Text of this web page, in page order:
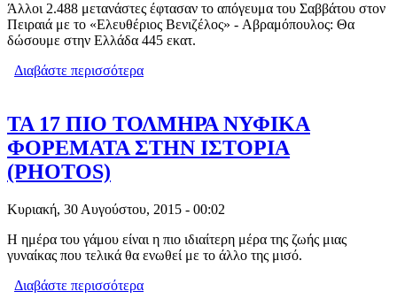
Άλλοι 2.488 μετανάστες έφτασαν το απόγευμα του Σαββάτου στον
Πειραιά με το «Ελευθέριος Βενιζέλος» - Αβραμόπουλος: Θα
δώσουμε στην Ελλάδα 445 εκατ.
Διαβάστε περισσότερα
ΠΡΩΙ
ΤΑ 17 ΠΙΟ ΤΟΛΜΗΡΑ ΝΥΦΙΚΑ
ΦΟΡΕΜΑΤΑ ΣΤΗΝ ΙΣΤΟΡΙΑ
(PHOTOS)
Κυριακή, 30 Αυγούστου, 2015 - 00:02
Η ημέρα του γάμου είναι η πιο ιδιαίτερη μέρα της ζωής μιας
γυναίκας που τελικά θα ενωθεί με το άλλο της μισό.
Διαβάστε περισσότερα